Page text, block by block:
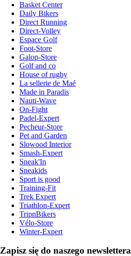
Basket Center
Daily Bikers
Direct Running
Direct-Volley
Espace Golf
Foot-Store
Galop-Store
Golf and co
House of rugby
La sellerie de Maé
Made in Paradis
Nauti-Wave
On-Fight
Padel-Expert
Pecheur-Store
Pet and Garden
Slowood Interior
Smash-Expert
Sneak'In
Sneakids
Sport is good
Training-Fit
Trek Expert
Triathlon-Expert
TripnBikers
Vélo-Store
Winter-Expert
Zapisz się do naszego newslettera